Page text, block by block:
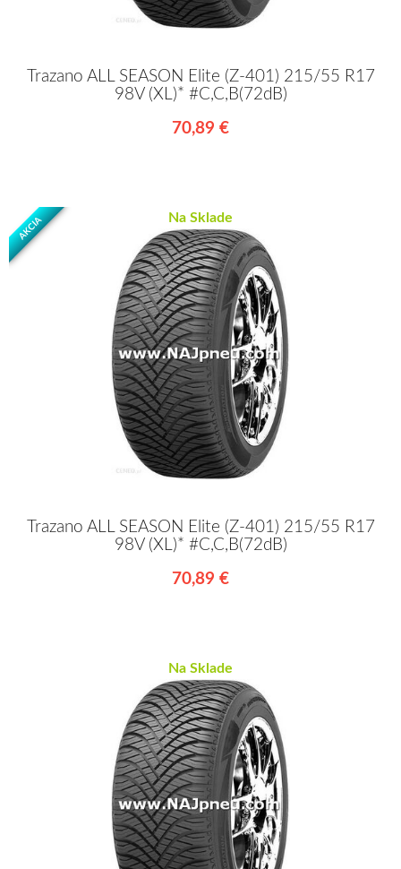
Trazano ALL SEASON Elite (Z-401) 215/55 R17
98V (XL)* #C,C,B(72dB)
70,89 €
AKCIA Na Sklade
Trazano ALL SEASON Elite (Z-401) 215/55 R17
98V (XL)* #C,C,B(72dB)
70,89 €
Na Sklade